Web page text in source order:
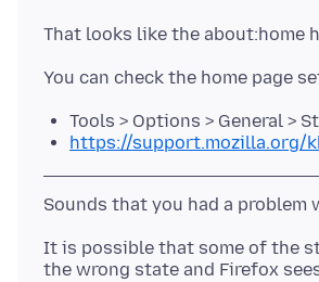
Tools > Options > General >
https://support.mozilla.org/
It is possible that some of the
the wrong state and Firefox